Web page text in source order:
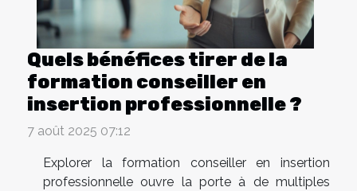
Quels bénéfices tirer de la
formation conseiller en
insertion professionnelle ?
7 août 2025 07:12
Explorer la formation conseiller en insertion
professionnelle ouvre la porte à de multiples